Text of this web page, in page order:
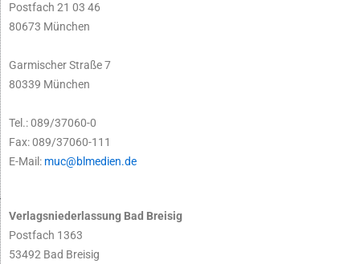
Postfach 21 03 46
80673 München
Garmischer Straße 7
80339 München
Tel.: 089/37060-0
Fax: 089/37060-111
E-Mail: muc@blmedien.de
Verlagsniederlassung Bad Breisig
Postfach 1363
53492 Bad Breisig